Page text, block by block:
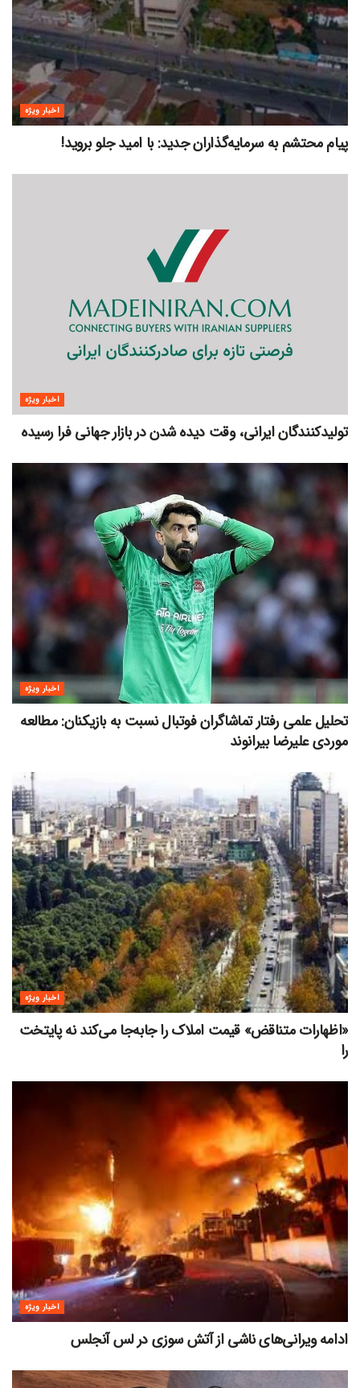
اخبار ویژه
پیام محتشم به سرمایه‌گذاران جدید: با امید جلو بروید!
اخبار ویژه
تولیدکنندگان ایرانی، وقت دیده شدن در بازار جهانی فرا رسیده
اخبار ویژه
تحلیل علمی رفتار تماشاگران فوتبال نسبت به بازیکنان: مطالعه
موردی علیرضا بیرانوند
اخبار ویژه
«اظهارات متناقض» قیمت‌ املاک را جابه‌جا می‌کند نه پایتخت
را
اخبار ویژه
ادامه ویرانی‌های ناشی از آتش سوزی در لس آنجلس